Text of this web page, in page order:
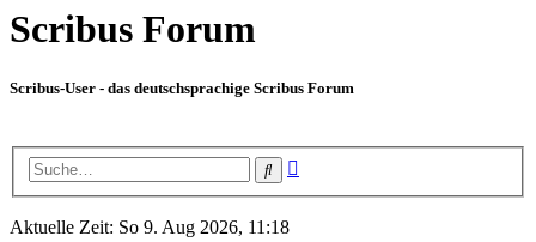
Scribus Forum
Scribus-User - das deutschsprachige Scribus Forum
Suche
Aktuelle Zeit: So 9. Aug 2026, 11:18